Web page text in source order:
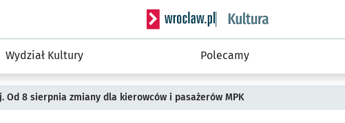
Serwis informacyjny wroclaw.pl
Wydział Kultury Polecamy
Od 8 sierpnia zmiany dla kierowców i pasażerów MPK